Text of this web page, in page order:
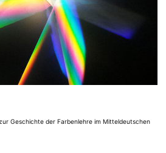
Geschichte der Farbenlehre im Mitteldeutschen